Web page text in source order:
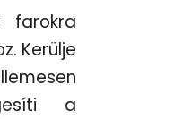
Kerülje
a